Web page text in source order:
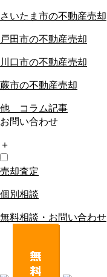
さいたま市の不動産売却
戸田市の不動産売却
川口市の不動産売却
蕨市の不動産売却
他 コラム記事
お問い合わせ
＋
売却査定
個別相談
無料相談・お問い合わせ